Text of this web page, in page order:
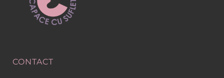
CONTACT